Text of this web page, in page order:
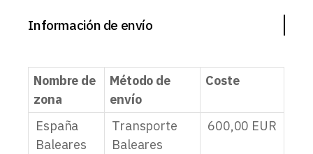
Información de envío
Nombre de
zona
Método de
envío
Coste
España
Baleares
Transporte
Baleares
600,00 EUR